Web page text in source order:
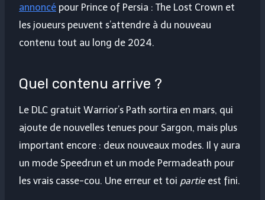
annoncé pour Prince of Persia : The Lost Crown et
les joueurs peuvent s’attendre à du nouveau
contenu tout au long de 2024.
Quel contenu arrive ?
Le DLC gratuit Warrior’s Path sortira en mars, qui
ajoute de nouvelles tenues pour Sargon, mais plus
important encore : deux nouveaux modes. Il y aura
un mode Speedrun et un mode Permadeath pour
les vrais casse-cou. Une erreur et toi partieest fini.